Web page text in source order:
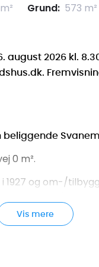
Grund: 573 m²
august 2026 kl.
.
0 m².
1927 og om-/
der er indrettet
areal på 23 m².
der er malet
Vis mere